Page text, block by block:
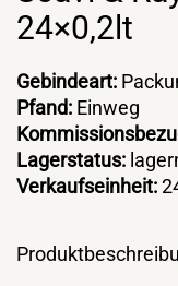
24×0,2lt
Gebindeart:
Pfand: Einweg
Lagerstatus:
Verkaufseinheit: